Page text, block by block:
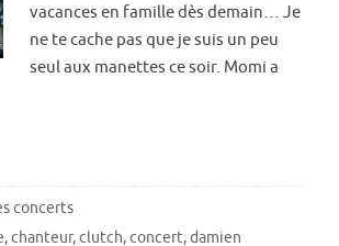
vacances en famille dès demain… Je
ne te cache pas que je suis un peu
seul aux manettes ce soir. Momi a
concerts
,chanteur,clutch,concert,damien